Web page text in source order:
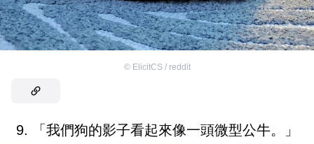
© ElicitCS / reddit
9. 「我們狗的影子看起來像一頭微型公牛。」